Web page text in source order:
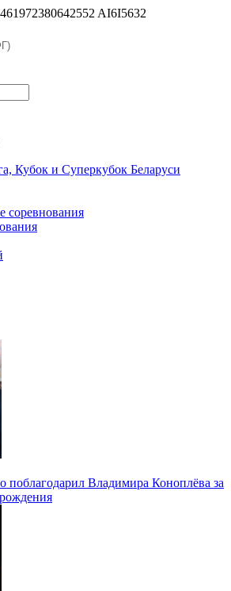
Кубок и Суперкубок Беларуси
соревнования
поблагодарил Владимира Коноплёва за